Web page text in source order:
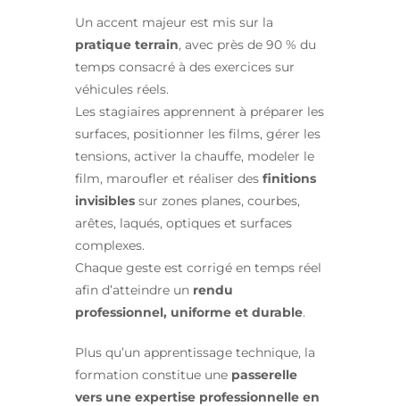
Un accent majeur est mis sur la
pratique terrain, avec près de 90 % du
temps consacré à des exercices sur
véhicules réels.
Les stagiaires apprennent à préparer les
surfaces, positionner les films, gérer les
tensions, activer la chauffe, modeler le
film, maroufler et réaliser des finitions
invisibles sur zones planes, courbes,
arêtes, laqués, optiques et surfaces
complexes.
Chaque geste est corrigé en temps réel
afin d’atteindre un rendu
professionnel, uniforme et durable.
Plus qu’un apprentissage technique, la
formation constitue une passerelle
vers une expertise professionnelle en